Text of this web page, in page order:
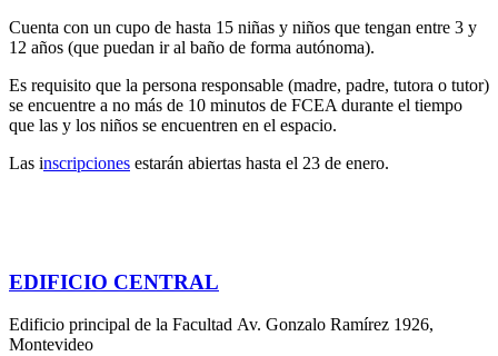
Cuenta con un cupo de hasta 15 niñas y niños que tengan entre 3 y
12 años (que puedan ir al baño de forma autónoma).
Es requisito que la persona responsable (madre, padre, tutora o tutor)
se encuentre a no más de 10 minutos de FCEA durante el tiempo
que las y los niños se encuentren en el espacio.
Las inscripciones estarán abiertas hasta el 23 de enero.
EDIFICIO CENTRAL
Edificio principal de la Facultad Av. Gonzalo Ramírez 1926,
Montevideo